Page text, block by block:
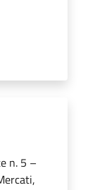
n. 5 –